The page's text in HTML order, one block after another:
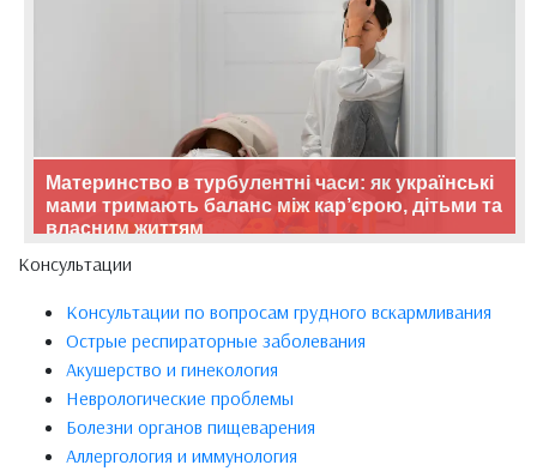
Материнство в турбулентні часи: як українські
мами тримають баланс між кар’єрою, дітьми та
власним життям
Консультации
Консультации по вопросам грудного вскармливания
Острые респираторные заболевания
Акушерство и гинекология
Неврологические проблемы
Болезни органов пищеварения
Аллергология и иммунология